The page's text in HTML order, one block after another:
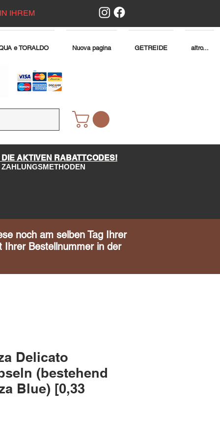
IHREM
e TORALDO Nuova pagina GETREIDE altro...
AKTIVEN RABATTCODES!
noch am selben Tag Ihrer
Bestellnummer in der
Delicato
(bestehend
Blue) [0,33